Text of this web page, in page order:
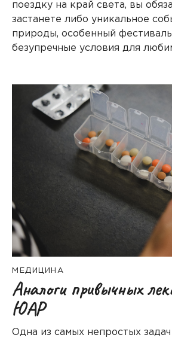
поездку на край света, вы
застанете либо уникальное
природы, особенный
безупречные условия для
МЕДИЦИНА
Аналоги привычных
ЮАР
Одна из самых непростых